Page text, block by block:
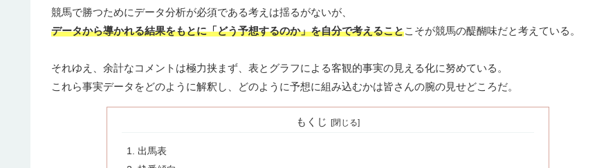
競馬で勝つためにデータ分析が必須である考えは揺るがないが、
データから導かれる結果をもとに「どう予想するのか」を自分で考えることこそが競馬の醍醐味だと考えている。
それゆえ、余計なコメントは極力挟まず、表とグラフによる客観的事実の見える化に努めている。
これら事実データをどのように解釈し、どのように予想に組み込むかは皆さんの腕の見せどころだ。
もくじ
出馬表